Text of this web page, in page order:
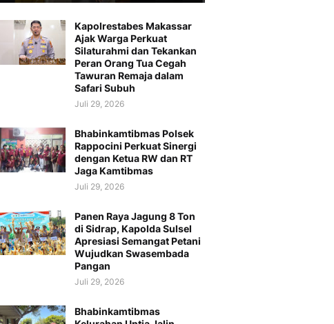
Kapolrestabes Makassar
Ajak Warga Perkuat
Silaturahmi dan Tekankan
Peran Orang Tua Cegah
Tawuran Remaja dalam
Safari Subuh
Juli 29, 2026
Bhabinkamtibmas Polsek
Rappocini Perkuat Sinergi
dengan Ketua RW dan RT
Jaga Kamtibmas
Juli 29, 2026
Panen Raya Jagung 8 Ton
di Sidrap, Kapolda Sulsel
Apresiasi Semangat Petani
Wujudkan Swasembada
Pangan
Juli 29, 2026
Bhabinkamtibmas